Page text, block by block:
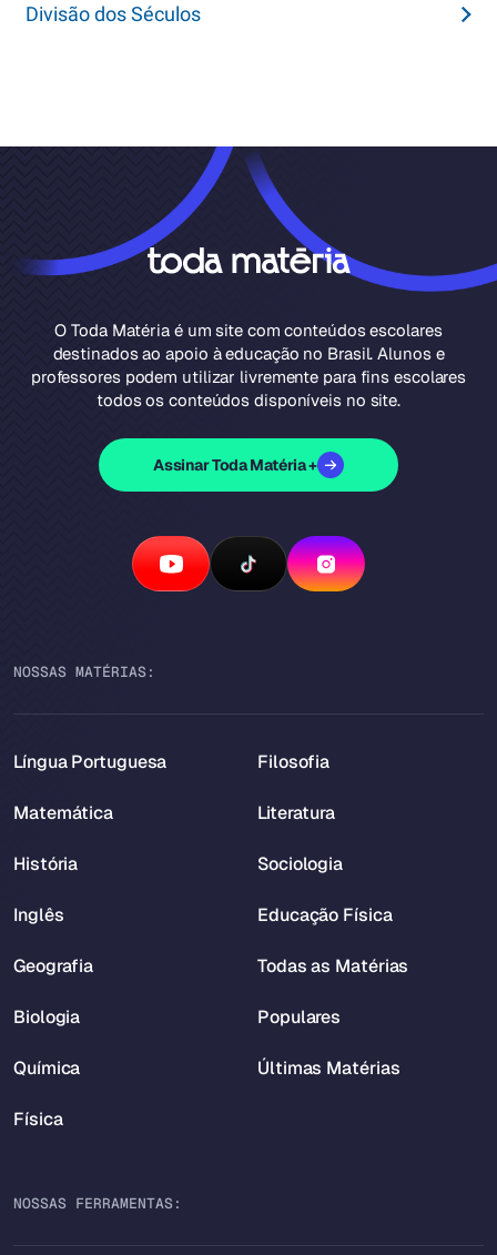
Divisão dos Séculos
O Toda Matéria é um site com conteúdos escolares
destinados ao apoio à educação no Brasil. Alunos e
professores podem utilizar livremente para fins escolares
todos os conteúdos disponíveis no site.
Assinar Toda Matéria +
NOSSAS MATÉRIAS:
Língua Portuguesa
Matemática
História
Inglês
Geografia
Biologia
Química
Física
Filosofia
Literatura
Sociologia
Educação Física
Todas as Matérias
Populares
Últimas Matérias
NOSSAS FERRAMENTAS: